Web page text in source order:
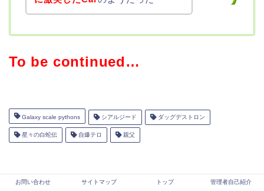
To be continued…
Galaxy scale pythons シアルジード ダッグデストロン
星々の白蛇伝 自爆テロ 親父
ABOUT ME
お問い合わせ サイトマップ トップ 管理者自己紹介